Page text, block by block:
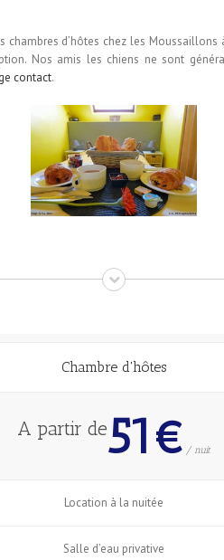
chambres d’hôtes chez les
Nos amis les chiens ne sont
contact.
Chambre d'hôtes
A partir de51€ / nuit
Location à la nuitée
Salle d’eau privative